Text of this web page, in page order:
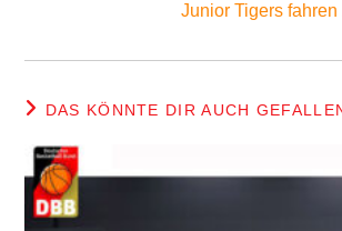
Junior Tigers
DAS KÖNNTE DIR AUCH